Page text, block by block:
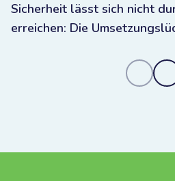
Sicherheit lässt sich nicht
erreichen: Die